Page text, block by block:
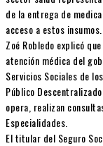
de la entrega de
acceso a estos insumos.
Zoé Robledo explicó
atención médica del
Servicios Sociales de
Público
opera, realizan
Especialidades.
El titular del Seguro